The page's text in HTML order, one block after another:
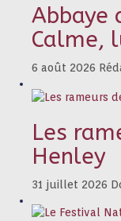
Abbaye
Calme,
6 août 2026
Les
Henley
31 juillet 2026